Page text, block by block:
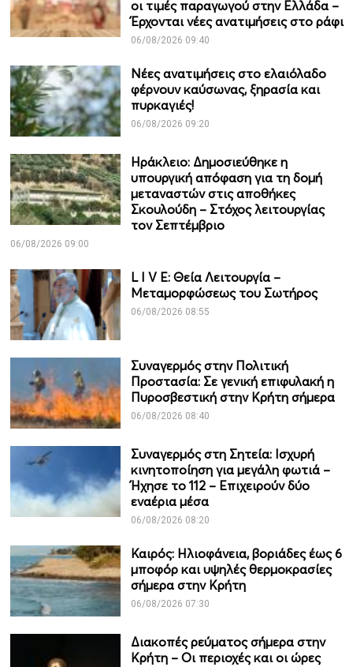
οι τιμές παραγωγού στην Ελλάδα –
Έρχονται νέες ανατιμήσεις στο ράφι
06/08/2026 09:40
Νέες ανατιμήσεις στο ελαιόλαδο
φέρνουν καύσωνας, ξηρασία και
πυρκαγιές!
06/08/2026 09:20
Ηράκλειο: Δημοσιεύθηκε η
υπουργική απόφαση για τη δομή
μεταναστών στις αποθήκες
Σκουλούδη – Στόχος λειτουργίας
τον Σεπτέμβριο
06/08/2026 09:00
L I V E: Θεία Λειτουργία –
Μεταμορφώσεως του Σωτήρος
06/08/2026 08:55
Συναγερμός στην Πολιτική
Προστασία: Σε γενική επιφυλακή η
Πυροσβεστική στην Κρήτη σήμερα
06/08/2026 08:40
Συναγερμός στη Σητεία: Ισχυρή
κινητοποίηση για μεγάλη φωτιά –
Ήχησε το 112 – Επιχειρούν δύο
εναέρια μέσα
06/08/2026 08:20
Καιρός: Ηλιοφάνεια, βοριάδες έως 6
μποφόρ και υψηλές θερμοκρασίες
σήμερα στην Κρήτη
06/08/2026 07:30
Διακοπές ρεύματος σήμερα στην
Κρήτη – Οι περιοχές και οι ώρες